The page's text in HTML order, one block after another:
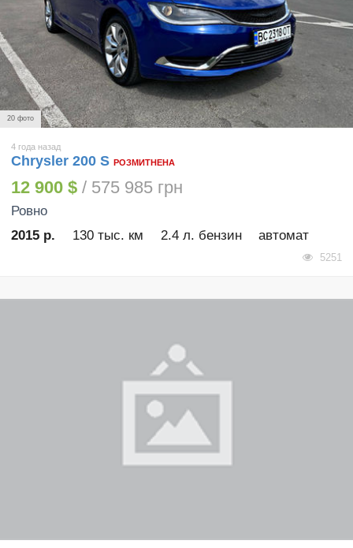
20 фото
4 года назад
Chrysler 200 S РОЗМИТНЕНА
12 900 $ / 575 985 грн
Ровно
2015 р.
130 тыс. км 2.4 л. бензин автомат
5251